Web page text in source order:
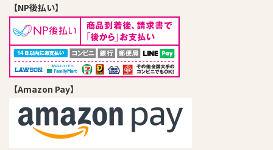
【NP後払い】
【Amazon Pay】